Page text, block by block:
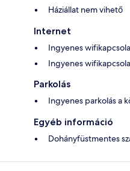
Háziállat nem vihető
Internet
Ingyenes
Ingyenes
Parkolás
Ingyenes parkolás a
Egyéb információ
Dohányfüstmentes